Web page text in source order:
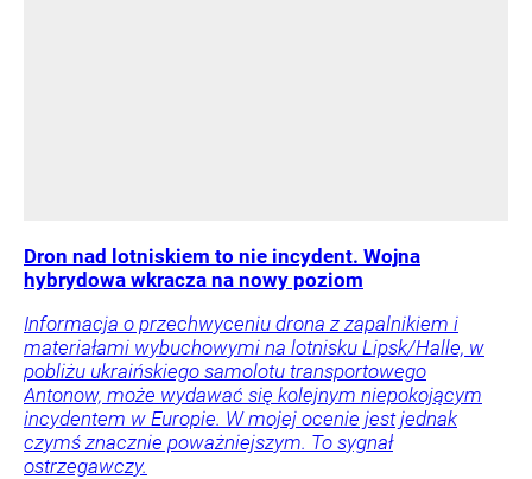
Dron nad lotniskiem to nie incydent. Wojna
hybrydowa wkracza na nowy poziom
Informacja o przechwyceniu drona z zapalnikiem i
materiałami wybuchowymi na lotnisku Lipsk/Halle, w
pobliżu ukraińskiego samolotu transportowego
Antonow, może wydawać się kolejnym niepokojącym
incydentem w Europie. W mojej ocenie jest jednak
czymś znacznie poważniejszym. To sygnał
ostrzegawczy.